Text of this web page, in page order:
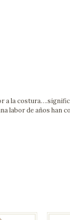
a la
labor de años han